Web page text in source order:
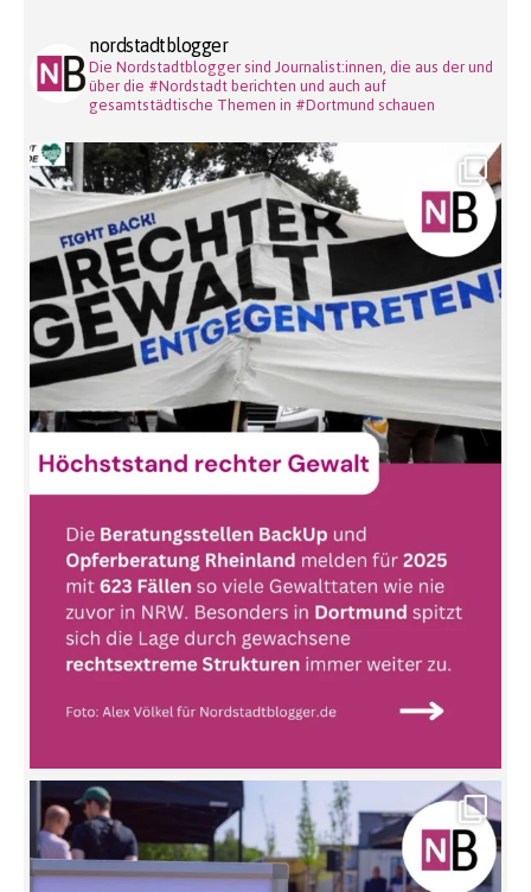
nordstadtblogger
Die Nordstadtblogger sind Journalist:innen, die aus der und
über die #Nordstadt berichten und auch auf
gesamtstädtische Themen in #Dortmund schauen